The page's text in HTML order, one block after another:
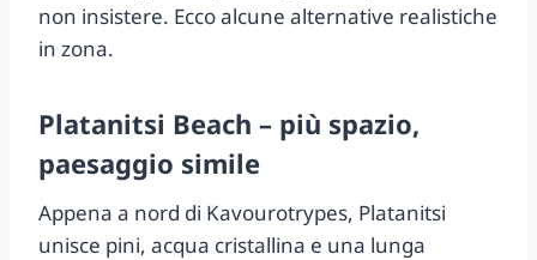
non insistere. Ecco alcune alternative realistiche
in zona.
Platanitsi Beach – più spazio,
paesaggio simile
Appena a nord di Kavourotrypes, Platanitsi
unisce pini, acqua cristallina e una lunga